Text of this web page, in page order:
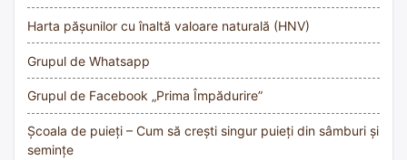
Harta pășunilor cu înaltă valoare naturală (HNV)
Grupul de Whatsapp
Grupul de Facebook „Prima Împădurire”
Școala de puieți – Cum să crești singur puieți din sâmburi și
semințe